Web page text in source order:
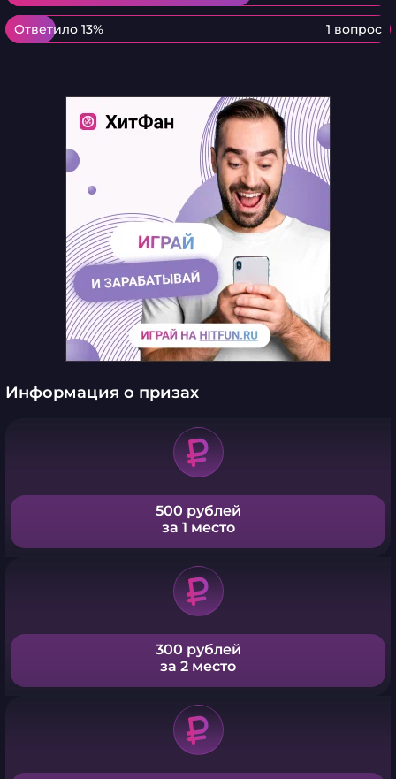
Ответило 13% 1 вопрос
Ответило 13%
Информация о призах
500 рублей
за 1 место
300 рублей
за 2 место